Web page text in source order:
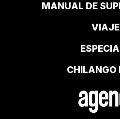
MANUAL DE
CHILANGO